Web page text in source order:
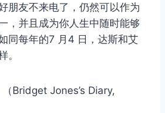
朋友不来电了，仍然可以作为
，并且成为你人生中随时能够
同每年的7 月4 日，达斯和艾
。
Bridget Jones’s Diary,